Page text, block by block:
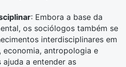
: Embora a base da
os sociólogos também se
interdisciplinares em
antropologia e
a entender as